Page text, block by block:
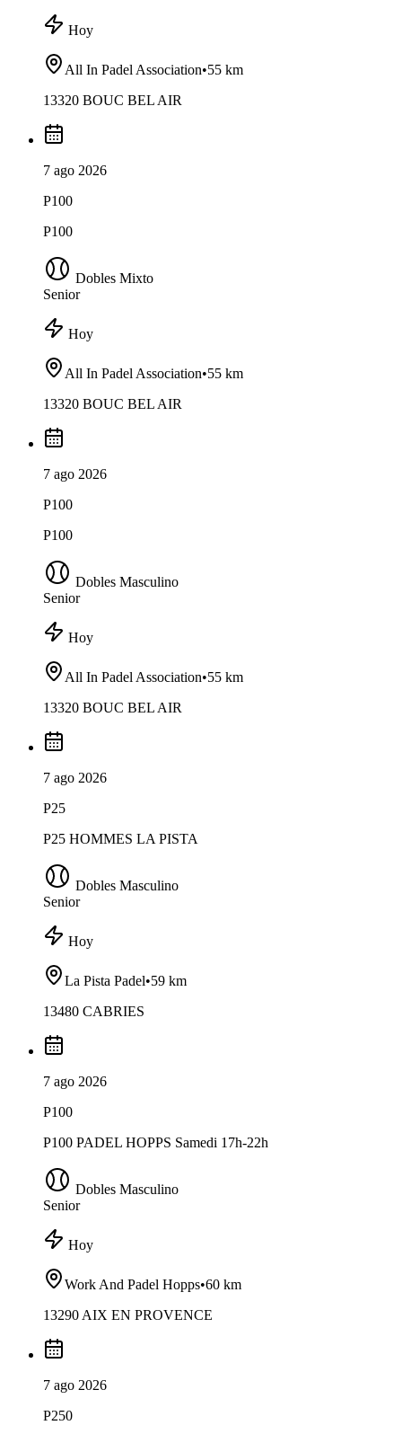
Hoy
All In Padel Association•55 km
13320 BOUC BEL AIR
7 ago 2026
P100
P100
Dobles Mixto
Senior
Hoy
All In Padel Association•55 km
13320 BOUC BEL AIR
7 ago 2026
P100
P100
Dobles Masculino
Senior
Hoy
All In Padel Association•55 km
13320 BOUC BEL AIR
7 ago 2026
P25
P25 HOMMES LA PISTA
Dobles Masculino
Senior
Hoy
La Pista Padel•59 km
13480 CABRIES
7 ago 2026
P100
P100 PADEL HOPPS Samedi 17h-22h
Dobles Masculino
Senior
Hoy
Work And Padel Hopps•60 km
13290 AIX EN PROVENCE
7 ago 2026
P250